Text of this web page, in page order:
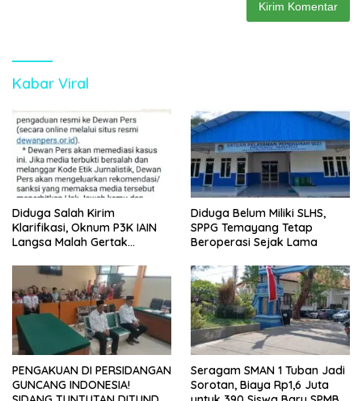
Kabar Viral
Diduga Salah Kirim
Klarifikasi, Oknum P3K IAIN
Langsa Malah Gertak
Diduga Belum Miliki SLHS,
SPPG Temayang Tetap
Beroperasi Sejak Lama
PENGAKUAN DI PERSIDANGAN
GUNCANG INDONESIA!
Seragam SMAN 1 Tuban Jadi
Sorotan, Biaya Rp1,6 Juta